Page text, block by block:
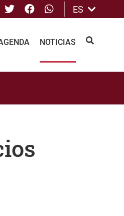
TwitterFacebook
whatsApp
ES
NOTICIAS BUSCAR